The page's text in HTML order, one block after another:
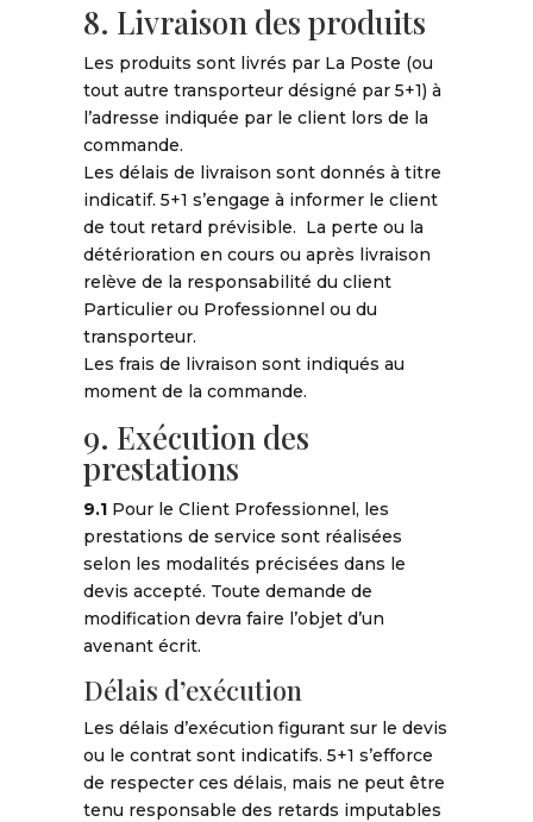
8. Livraison des produits
Les produits sont livrés par La Poste (ou
tout autre transporteur désigné par 5+1) à
l’adresse indiquée par le client lors de la
commande.
Les délais de livraison sont donnés à titre
indicatif. 5+1 s’engage à informer le client
de tout retard prévisible. La perte ou la
détérioration en cours ou après livraison
relève de la responsabilité du client
Particulier ou Professionnel ou du
transporteur.
Les frais de livraison sont indiqués au
moment de la commande.
9. Exécution des
prestations
9.1Pour le Client Professionnel, les
prestations de service sont réalisées
selon les modalités précisées dans le
devis accepté. Toute demande de
modification devra faire l’objet d’un
avenant écrit.
Délais d’exécution
Les délais d’exécution figurant sur le devis
ou le contrat sont indicatifs. 5+1 s’efforce
de respecter ces délais, mais ne peut être
tenu responsable des retards imputables